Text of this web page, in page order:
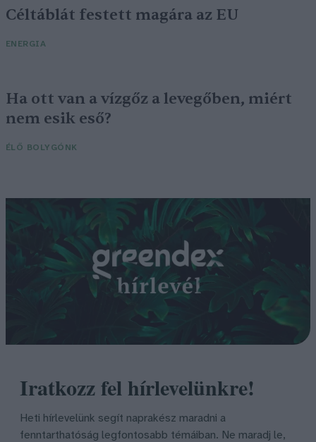
Céltáblát festett magára az EU
ENERGIA
Ha ott van a vízgőz a levegőben, miért
nem esik eső?
ÉLŐ BOLYGÓNK
Iratkozz fel hírlevelünkre!
Heti hírlevelünk segít naprakész maradni a
fenntarthatóság legfontosabb témáiban. Ne maradj le,